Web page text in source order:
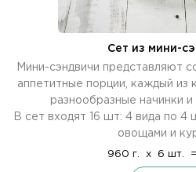
Сет из мини-
Мини-сэндвичи представляют
аппетитные порции, каждый из
разнообразные начинки и
В сет входят 16 шт: 4 вида по 4
овощами и
960 г. x 6 шт. =